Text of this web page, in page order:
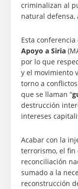
criminalizan al
natural defensa,
Esta
Apoyo a Siria
por lo que
y el movimiento
torno a
que se llaman “
destrucción
intereses
Acabar con la
terrorismo, el fin
reconciliación
sumado a la
reconstrucción